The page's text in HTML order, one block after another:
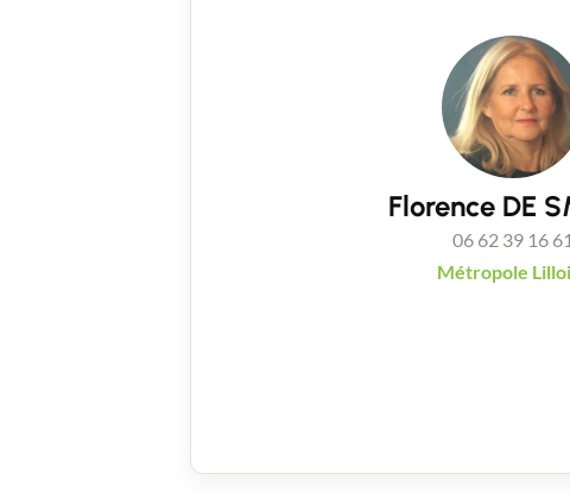
Florence DE
06 62 39 16 61
Métropole